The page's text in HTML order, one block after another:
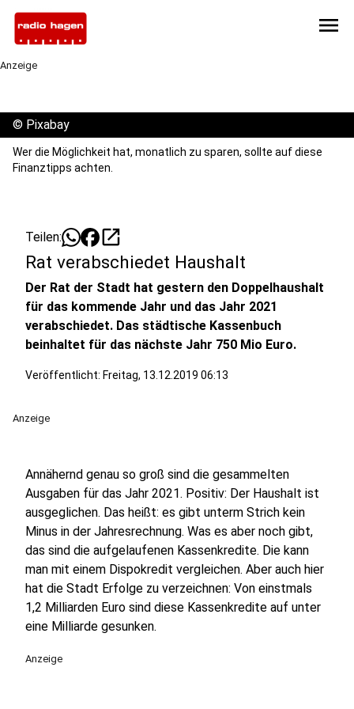
menu
Anzeige
© Pixabay
Wer die Möglichkeit hat, monatlich zu sparen, sollte auf diese
Finanztipps achten.
Teilen: open_in_new
Rat verabschiedet Haushalt
Der Rat der Stadt hat gestern den Doppelhaushalt
für das kommende Jahr und das Jahr 2021
verabschiedet. Das städtische Kassenbuch
beinhaltet für das nächste Jahr 750 Mio Euro.
Veröffentlicht: Freitag, 13.12.2019 06:13
Anzeige
Annähernd genau so groß sind die gesammelten
Ausgaben für das Jahr 2021. Positiv: Der Haushalt ist
ausgeglichen. Das heißt: es gibt unterm Strich kein
Minus in der Jahresrechnung. Was es aber noch gibt,
das sind die aufgelaufenen Kassenkredite. Die kann
man mit einem Dispokredit vergleichen. Aber auch hier
hat die Stadt Erfolge zu verzeichnen: Von einstmals
1,2 Milliarden Euro sind diese Kassenkredite auf unter
eine Milliarde gesunken.
Anzeige